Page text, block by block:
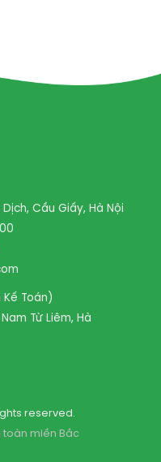
Dịch, Cầu Giấy, Hà Nội
Kế Toán)
Từ Liêm, Hà
reserved.
toàn miền Bắc